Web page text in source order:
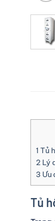
1 Tủ
2 Lý
3 Ưu
Tủ